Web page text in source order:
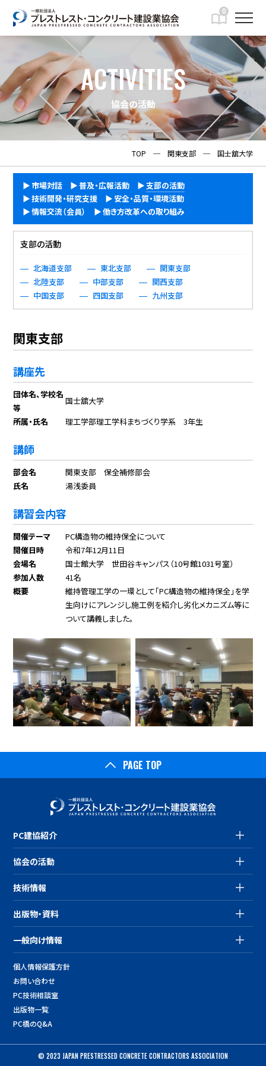
0
ACTIVITIES
協会の活動
TOP ─ 関東支部 ─ 国士舘大学
市場対話 普及・広報活動
支部の活動
技術開発・研究支援
安全・品質・環境活動
情報交流（会員）
働き方改革への取り組み
支部の活動
北海道支部 東北支部
関東支部
北陸支部
中部支部
関西支部
中国支部
四国支部 九州支部
関東支部
講座先
団体名、学校名
等
国士舘大学
所属・氏名
理工学部理工学科まちづくり学系 3年生
講師
部会名
関東支部 保全補修部会
氏名
湯浅委員
講習会内容
開催テーマ
PC構造物の維持保全について
開催日時
令和7年12月11日
会場名
国士館大学 世田谷キャンパス（10号館1031号室）
参加人数
41名
概要
維持管理工学の一環として「PC構造物の維持保全」を学
生向けにアレンジし施工例を紹介し劣化メカニズム等に
ついて講義しました。
PAGE TOP
PC建協紹介
協会の活動
技術情報
出版物・資料
一般向け情報
個人情報保護方針
お問い合わせ
PC技術相談室
出版物一覧
PC橋のQ&A
© 2023 JAPAN PRESTRESSED CONCRETE CONTRACTORS ASSOCIATION